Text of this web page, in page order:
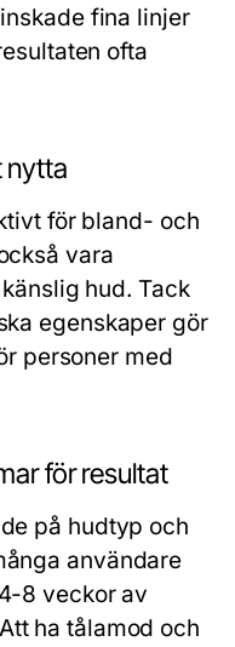
fina linjer
ofta
nytta
för bland- och
vara
hud. Tack
egenskaper gör
personer med
för resultat
på hudtyp och
användare
8 veckor av
ha tålamod och